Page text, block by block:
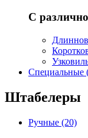
С
Cпециальные
Штабелеры
Ручные (20)